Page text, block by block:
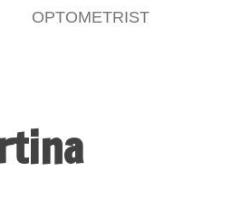
OPTOMETRIST